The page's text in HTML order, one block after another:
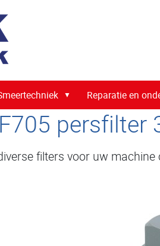
Reparatie en
persfilter
filters voor uw machine